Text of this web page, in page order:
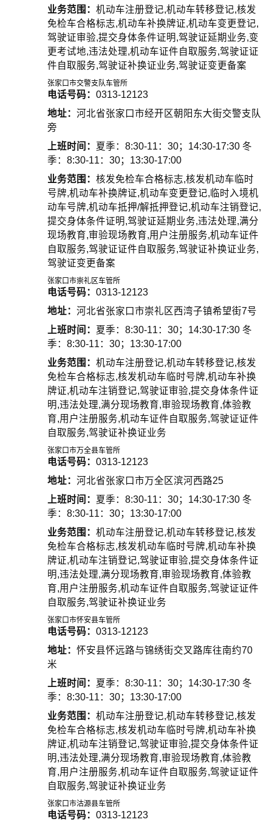
业务范围： 机动车注册登记,机动车转移登记,核发
免检车合格标志,机动车补换牌证,机动车变更登记,
驾驶证审验,提交身体条件证明,驾驶证延期业务,变
更考试地,违法处理,机动车证件自取服务,驾驶证证
件自取服务,驾驶证补换证业务,驾驶证变更备案
张家口市交警支队车管所
电话号码： 0313-12123
地址： 河北省张家口市经开区朝阳东大街交警支队
旁
上班时间： 夏季：8:30-11：30；14:30-17:30 冬
季：8:30-11：30；13:30-17:00
业务范围： 核发免检车合格标志,核发机动车临时
号牌,机动车补换牌证,机动车变更登记,临时入境机
动车号牌,机动车抵押/解抵押登记,机动车注销登记,
提交身体条件证明,驾驶证延期业务,违法处理,满分
现场教育,审验现场教育,用户注册服务,机动车证件
自取服务,驾驶证证件自取服务,驾驶证补换证业务,
驾驶证变更备案
张家口市崇礼区车管所
电话号码： 0313-12123
地址： 河北省张家口市崇礼区西湾子镇希望街7号
上班时间： 夏季：8:30-11：30；14:30-17:30 冬
季：8:30-11：30；13:30-17:00
业务范围： 机动车注册登记,机动车转移登记,核发
免检车合格标志,核发机动车临时号牌,机动车补换
牌证,机动车注销登记,驾驶证审验,提交身体条件证
明,违法处理,满分现场教育,审验现场教育,体验教
育,用户注册服务,机动车证件自取服务,驾驶证证件
自取服务,驾驶证补换证业务
张家口市万全县车管所
电话号码： 0313-12123
地址： 河北省张家口市万全区滨河西路25
上班时间： 夏季：8:30-11：30；14:30-17:30 冬
季：8:30-11：30；13:30-17:00
业务范围： 机动车注册登记,机动车转移登记,核发
免检车合格标志,核发机动车临时号牌,机动车补换
牌证,机动车注销登记,驾驶证审验,提交身体条件证
明,违法处理,满分现场教育,审验现场教育,体验教
育,用户注册服务,机动车证件自取服务,驾驶证证件
自取服务,驾驶证补换证业务
张家口市怀安县车管所
电话号码： 0313-12123
地址： 怀安县怀远路与锦绣街交叉路库往南约70
米
上班时间： 夏季：8:30-11：30；14:30-17:30 冬
季：8:30-11：30；13:30-17:00
业务范围： 机动车注册登记,机动车转移登记,核发
免检车合格标志,核发机动车临时号牌,机动车补换
牌证,机动车注销登记,驾驶证审验,提交身体条件证
明,违法处理,满分现场教育,审验现场教育,体验教
育,用户注册服务,机动车证件自取服务,驾驶证证件
自取服务,驾驶证补换证业务
张家口市沽源县车管所
电话号码： 0313-12123